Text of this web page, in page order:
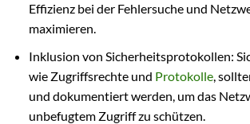
Effizienz bei der Fehlersuche und
maximieren.
Inklusion von Sicherheitsprotokollen:
wie Zugriffsrechte und Protokolle,
und dokumentiert werden, um das
unbefugtem Zugriff zu schützen.